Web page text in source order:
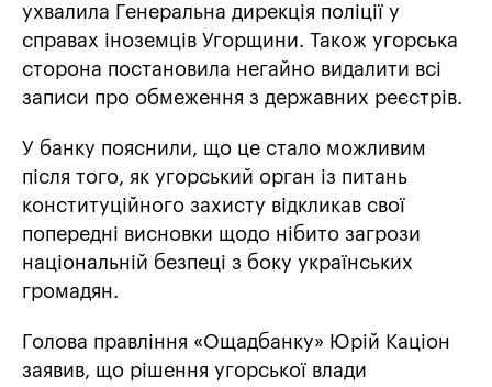
ухвалила Генеральна дирекція поліції у
справах іноземців Угорщини. Також угорська
сторона постановила негайно видалити всі
записи про обмеження з державних реєстрів.
У банку пояснили, що це стало можливим
після того, як угорський орган із питань
конституційного захисту відкликав свої
попередні висновки щодо нібито загрози
національній безпеці з боку українських
громадян.
Голова правління «Ощадбанку» Юрій Каціон
заявив, що рішення угорської влади